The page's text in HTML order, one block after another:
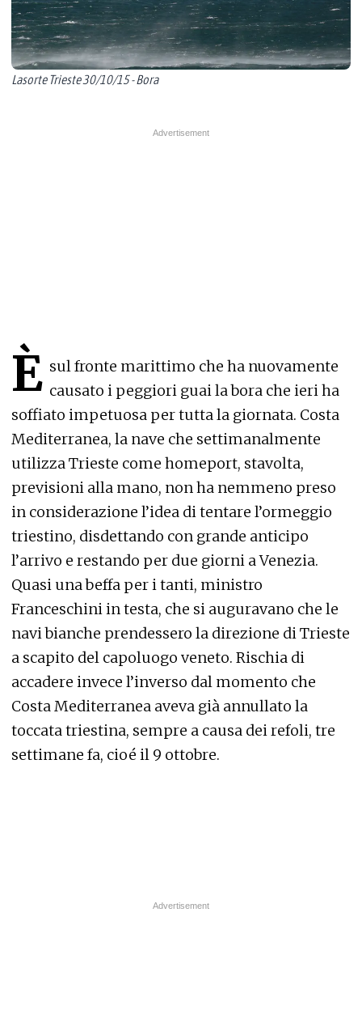
Lasorte Trieste 30/10/15 - Bora
È sul fronte marittimo che ha nuovamente
causato i peggiori guai la bora che ieri ha
soffiato impetuosa per tutta la giornata. Costa
Mediterranea, la nave che settimanalmente
utilizza Trieste come homeport, stavolta,
previsioni alla mano, non ha nemmeno preso
in considerazione l’idea di tentare l’ormeggio
triestino, disdettando con grande anticipo
l’arrivo e restando per due giorni a Venezia.
Quasi una beffa per i tanti, ministro
Franceschini in testa, che si auguravano che le
navi bianche prendessero la direzione di Trieste
a scapito del capoluogo veneto. Rischia di
accadere invece l’inverso dal momento che
Costa Mediterranea aveva già annullato la
toccata triestina, sempre a causa dei refoli, tre
settimane fa, cioé il 9 ottobre.